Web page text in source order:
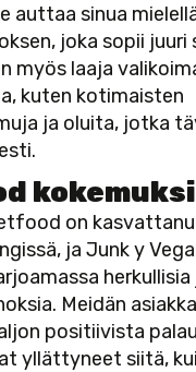
auttaa sinua
joka sopii juuri
myös laaja
kuten kotimaisten
ja oluita, jotka
on
ja Junk y
herkullisia
Meidän
positiivista
yllättyneet siitä,